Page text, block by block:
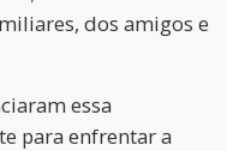
dos amigos e
essa
para enfrentar a